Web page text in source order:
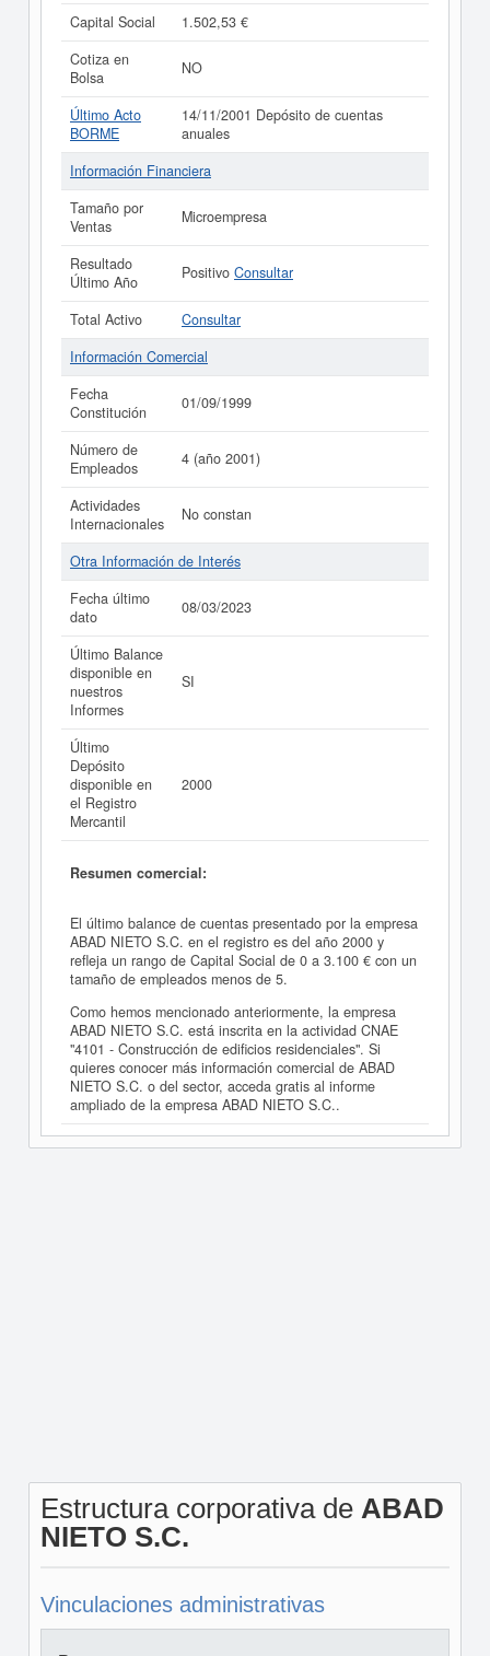
Capital Social
1.502,53 €
Cotiza en
Bolsa
NO
Último Acto
BORME
14/11/2001 Depósito de cuentas
anuales
Información Financiera
Tamaño por
Ventas
Microempresa
Resultado
Último Año
Positivo Consultar
Total Activo
Consultar
Información Comercial
Fecha
Constitución
01/09/1999
Número de
Empleados
4 (año 2001)
Actividades
Internacionales
No constan
Otra Información de Interés
Fecha último
dato
08/03/2023
Último Balance
disponible en
nuestros
Informes
SI
Último
Depósito
disponible en
el Registro
Mercantil
2000
Resumen comercial:
El último balance de cuentas presentado por la empresa
ABAD NIETO S.C. en el registro es del año 2000 y
refleja un rango de Capital Social de 0 a 3.100 € con un
tamaño de empleados menos de 5.
Como hemos mencionado anteriormente, la empresa
ABAD NIETO S.C. está inscrita en la actividad CNAE
"4101 - Construcción de edificios residenciales". Si
quieres conocer más información comercial de ABAD
NIETO S.C. o del sector, acceda gratis al informe
ampliado de la empresa ABAD NIETO S.C..
Estructura corporativa de ABAD
NIETO S.C.
Vinculaciones administrativas